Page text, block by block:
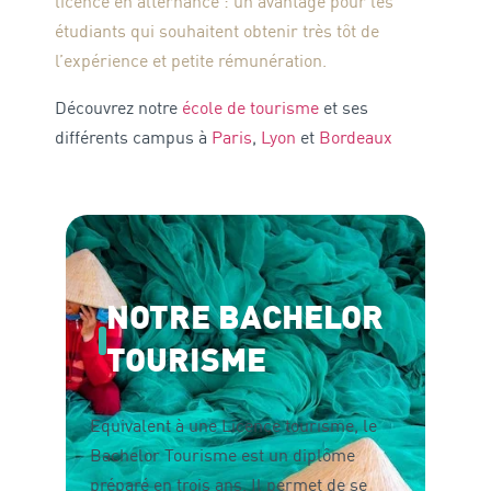
étudiants qui souhaitent obtenir très tôt de
l’expérience et petite rémunération.
Découvrez notre école de tourisme et ses
différents campus à Paris, Lyon et Bordeaux
NOTRE BACHELOR
TOURISME
Equivalent à une Licence tourisme, le
Bachelor Tourisme est un diplôme
préparé en trois ans. Il permet de se